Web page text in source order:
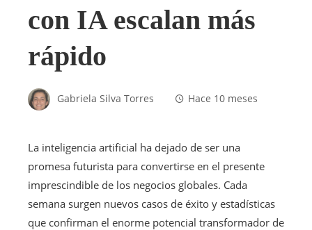
con IA escalan más
rápido
Gabriela Silva Torres Hace 10 meses
La inteligencia artificial ha dejado de ser una
promesa futurista para convertirse en el presente
imprescindible de los negocios globales. Cada
semana surgen nuevos casos de éxito y estadísticas
que confirman el enorme potencial transformador de